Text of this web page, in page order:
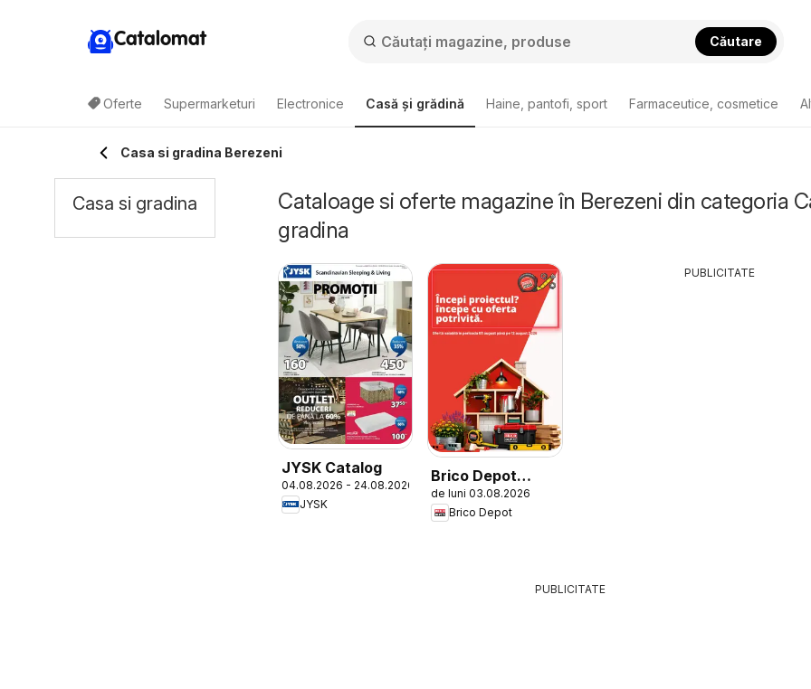
Catalomat Căutare
Oferte Supermarketuri Electronice Casă și grădină Haine, pantofi, sport Farmaceutice, cosmetice
Casa si gradina Berezeni
Cataloage si oferte magazine în Berezeni din categoria
gradina
JYSK Catalog
04.08.2026 - 24.08.2026
JYSK
Brico Depot
Catalog
de luni 03.08.2026
Brico Depot
PUBLICITATE
PUBLICITATE
Casa si gradina